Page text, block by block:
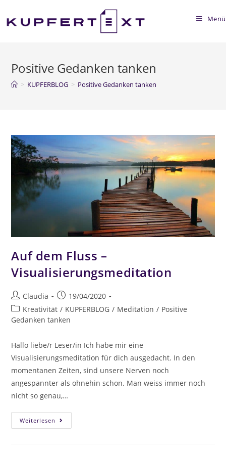
Menü
Positive Gedanken tanken
> KUPFERBLOG > Positive Gedanken tanken
Auf dem Fluss –
Visualisierungsmeditation
Claudia
19/04/2020
Kreativität / KUPFERBLOG / Meditation / Positive
Gedanken tanken
Hallo liebe/r Leser/in Ich habe mir eine
Visualisierungsmeditation für dich ausgedacht. In den
momentanen Zeiten, sind unsere Nerven noch
angespannter als ohnehin schon. Man weiss immer noch
nicht so genau,…
Weiterlesen